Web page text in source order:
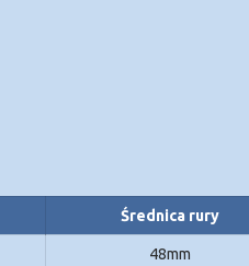
Średnica rury
48mm